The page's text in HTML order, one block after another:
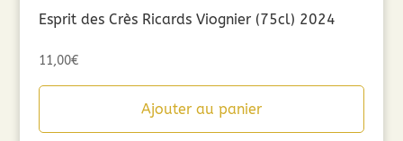
Esprit des Crès Ricards Viognier (75cl) 2024
11,00€
Ajouter au panier